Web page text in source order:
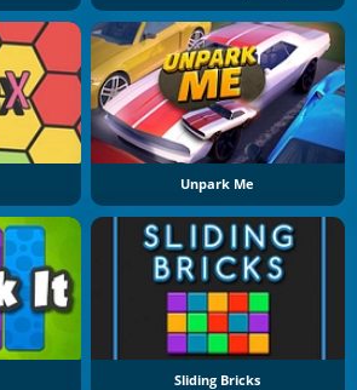
Unpark Me
Sliding Bricks